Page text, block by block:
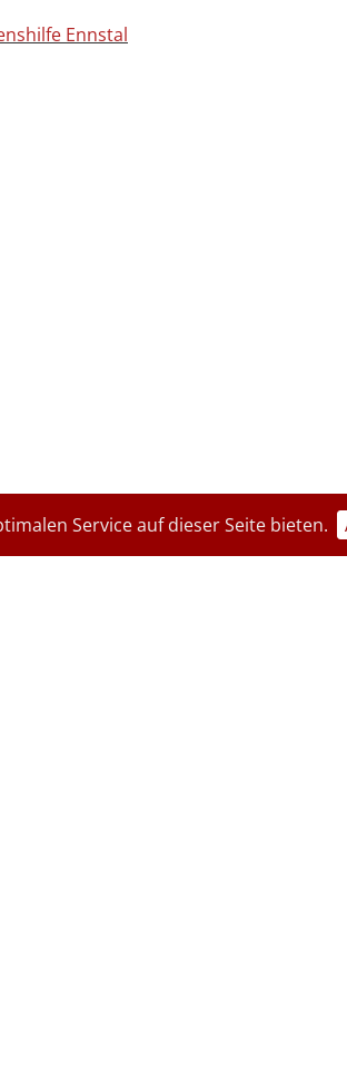
Service auf dieser Seite bieten.
Ennstal